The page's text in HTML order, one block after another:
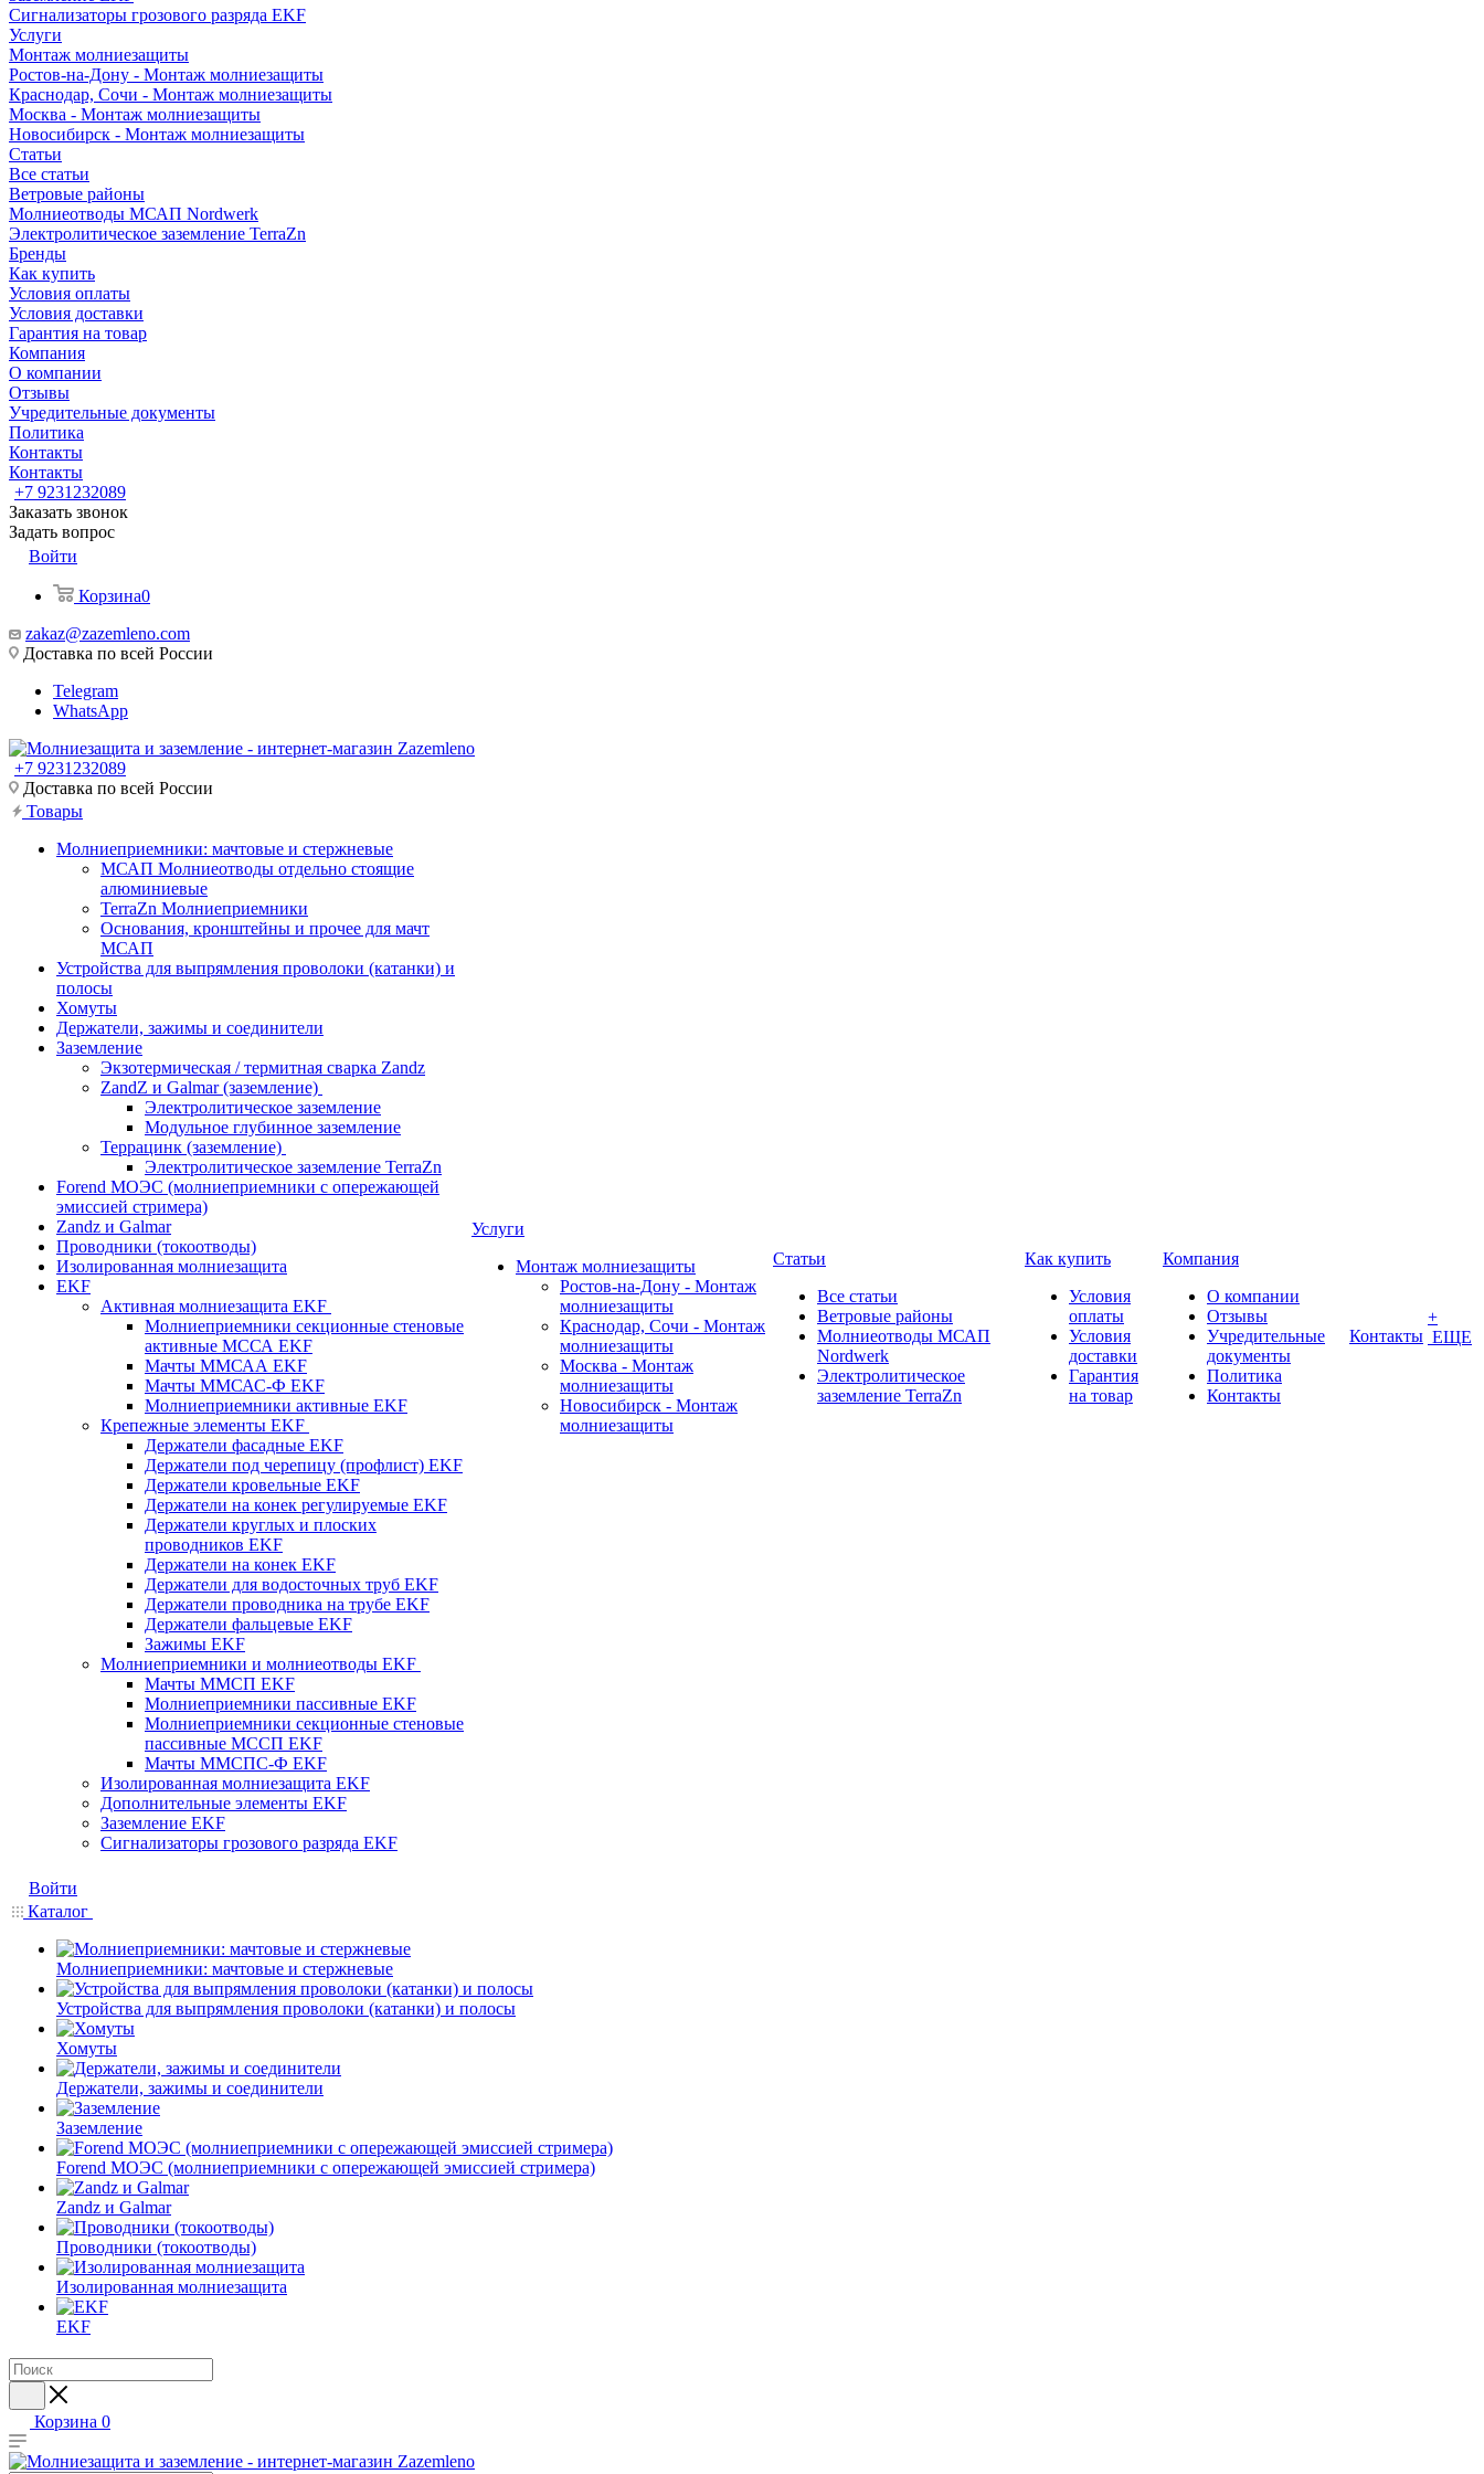
Сигнализаторы грозового разряда EKF
Услуги
Монтаж молниезащиты
Ростов-на-Дону - Монтаж молниезащиты
Краснодар, Сочи - Монтаж молниезащиты
Москва - Монтаж молниезащиты
Новосибирск - Монтаж молниезащиты
Статьи
Все статьи
Ветровые районы
Молниеотводы МСАП Nordwerk
Электролитическое заземление TerraZn
Бренды
Как купить
Условия оплаты
Условия доставки
Гарантия на товар
Компания
О компании
Отзывы
Учредительные документы
Политика
Контакты
Контакты
+7 9231232089
Заказать звонок
Задать вопрос
Войти
Корзина0
zakaz@zazemleno.com
Доставка по всей России
Telegram
WhatsApp
+7 9231232089
Доставка по всей России
Товары
Молниеприемники: мачтовые и стержневые
МСАП Молниеотводы отдельно стоящие
алюминиевые
TerraZn Молниеприемники
Основания, кронштейны и прочее для мачт
МСАП
Устройства для выпрямления проволоки (катанки) и
полосы
Хомуты
Держатели, зажимы и соединители
Заземление
Экзотермическая / термитная сварка Zandz
ZandZ и Galmar (заземление)
Электролитическое заземление
Модульное глубинное заземление
Террацинк (заземление)
Электролитическое заземление TerraZn
Forend МОЭС (молниеприемники с опережающей
эмиссией стримера)
Zandz и Galmar
Проводники (токоотводы)
Изолированная молниезащита
EKF
Активная молниезащита EKF
Молниеприемники секционные стеновые
активные МССА EKF
Мачты ММСАА EKF
Мачты ММСАС-Ф EKF
Молниеприемники активные EKF
Крепежные элементы EKF
Держатели фасадные EKF
Держатели под черепицу (профлист) EKF
Держатели кровельные EKF
Держатели на конек регулируемые EKF
Держатели круглых и плоских
проводников EKF
Держатели на конек EKF
Держатели для водосточных труб EKF
Держатели проводника на трубе EKF
Держатели фальцевые EKF
Зажимы EKF
Молниеприемники и молниеотводы EKF
Мачты ММСП EKF
Молниеприемники пассивные EKF
Молниеприемники секционные стеновые
пассивные МССП EKF
Мачты ММСПС-Ф EKF
Изолированная молниезащита EKF
Дополнительные элементы EKF
Заземление EKF
Сигнализаторы грозового разряда EKF
Услуги
Монтаж молниезащиты
Ростов-на-Дону - Монтаж
молниезащиты
Краснодар, Сочи - Монтаж
молниезащиты
Москва - Монтаж
молниезащиты
Новосибирск - Монтаж
молниезащиты
Статьи
Все статьи
Ветровые районы
Молниеотводы МСАП
Nordwerk
Электролитическое
заземление TerraZn
Как купить
Условия
оплаты
Условия
доставки
Гарантия
на товар
Компания
О компании
Отзывы
Учредительные
документы
Политика
Контакты
Контакты
+
ЕЩЕ
Войти
Каталог
Молниеприемники: мачтовые и стержневые
Устройства для выпрямления проволоки (катанки) и полосы
Хомуты
Держатели, зажимы и соединители
Заземление
Forend МОЭС (молниеприемники с опережающей эмиссией стримера)
Zandz и Galmar
Проводники (токоотводы)
Изолированная молниезащита
EKF
Корзина 0